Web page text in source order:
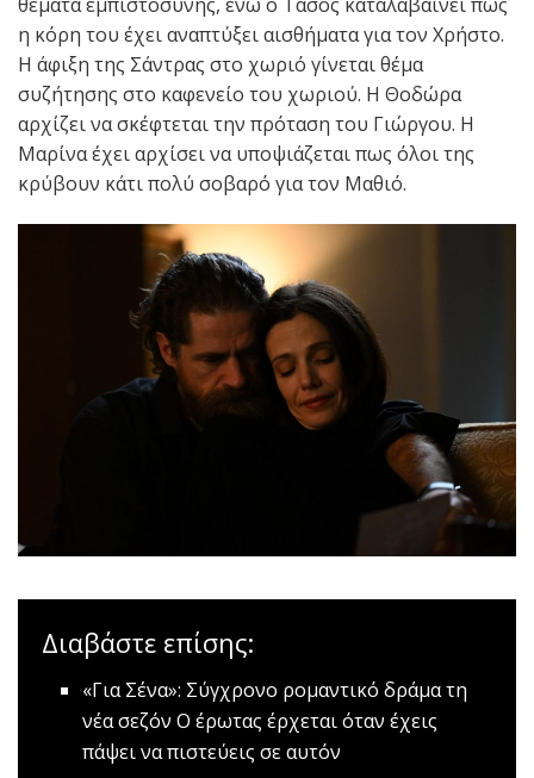
η κόρη του έχει αναπτύξει αισθήματα για τον Χρήστο.
Η άφιξη της Σάντρας στο χωριό γίνεται θέμα
συζήτησης στο καφενείο του χωριού. Η Θοδώρα
αρχίζει να σκέφτεται την πρόταση του Γιώργου. Η
Μαρίνα έχει αρχίσει να υποψιάζεται πως όλοι της
κρύβουν κάτι πολύ σοβαρό για τον Μαθιό.
Διαβάστε επίσης:
«Για Σένα»: Σύγχρονο ρομαντικό δράμα τη
νέα σεζόν Ο έρωτας έρχεται όταν έχεις
πάψει να πιστεύεις σε αυτόν